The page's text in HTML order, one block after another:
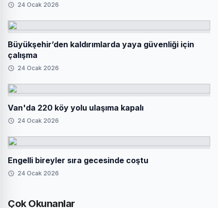
24 Ocak 2026
Büyükşehir’den kaldırımlarda yaya güvenliği için
çalışma
24 Ocak 2026
Van'da 220 köy yolu ulaşıma kapalı
24 Ocak 2026
Engelli bireyler sıra gecesinde coştu
24 Ocak 2026
Çok Okunanlar